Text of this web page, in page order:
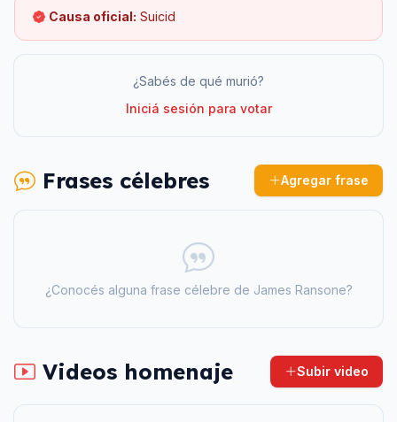
Causa oficial: Suicid
¿Sabés de qué murió?
Iniciá sesión para votar
Frases célebres Agregar frase
¿Conocés alguna frase célebre de James Ransone?
Videos homenaje Subir video